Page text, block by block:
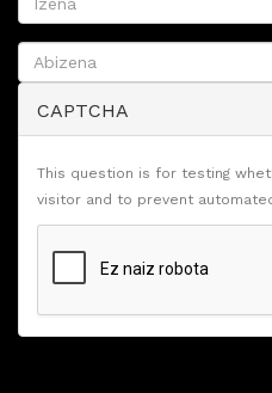
CAPTCHA
This question is for testing
visitor and to prevent